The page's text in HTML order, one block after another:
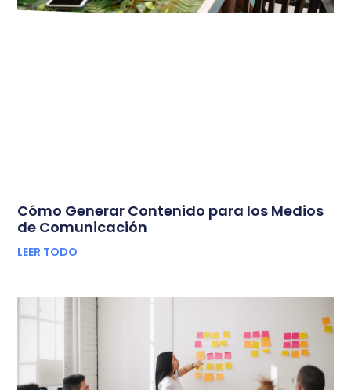
Cómo Generar Contenido para los Medios
de Comunicación
LEER TODO